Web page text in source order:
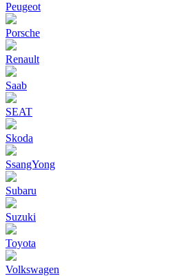
Peugeot
Porsche
Renault
Saab
SEAT
Skoda
SsangYong
Subaru
Suzuki
Toyota
Volkswagen